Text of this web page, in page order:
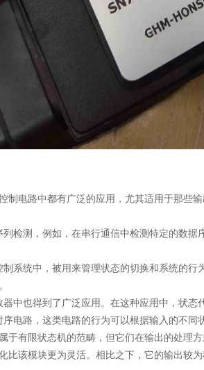
电路中都有广泛的应用，尤其适用于那些输
测，例如，在串行通信中检测特定的数据
统中，被用来管理状态的切换和系统的行
也得到了广泛应用。在这种应用中，状态
路，这类电路的行为可以根据输入的不同
有限状态机的范畴，但它们在输出的处理
比该模块更为灵活。相比之下，它的输出较